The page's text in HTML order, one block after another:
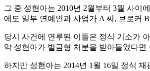
그 중 성현아는 2010년 2월부터 3월 사이
에도 일부 연예인과 사업가 A 씨, 브로커
당시 사건에 연루된 이들은 정식 기소가
약 성현아가 벌금형 처분을 받아들였다
하지만 성현아는 2014년 1월 16일 정식